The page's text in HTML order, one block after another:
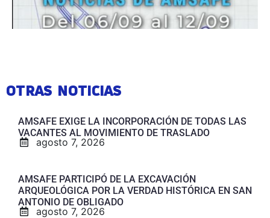
OTRAS NOTICIAS
AMSAFE EXIGE LA INCORPORACIÓN DE TODAS LAS
VACANTES AL MOVIMIENTO DE TRASLADO
agosto 7, 2026
AMSAFE PARTICIPÓ DE LA EXCAVACIÓN
ARQUEOLÓGICA POR LA VERDAD HISTÓRICA EN SAN
ANTONIO DE OBLIGADO
agosto 7, 2026